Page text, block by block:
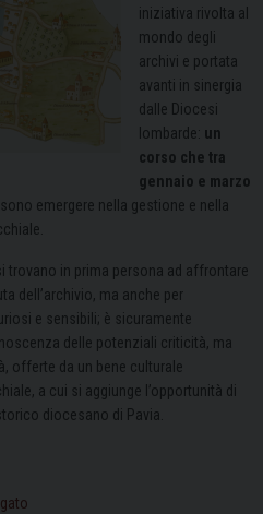
iniziativa rivolta al
mondo degli
archivi e portata
avanti in sinergia
dalle Diocesi
lombarde: un
corso che tra
gennaio e marzo
emergere nella gestione e nella
trovano in prima persona ad affrontare
dell’archivio, ma anche per
e sensibili; è sicuramente
delle potenziali criticità, ma
offerte da un bene culturale
a cui si aggiunge l’opportunità di
diocesano di Pavia.